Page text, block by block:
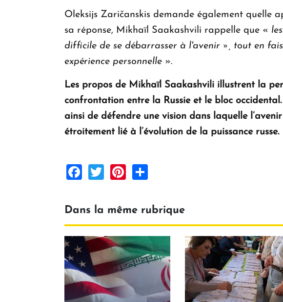
Oleksijs Zaričanskis demande également quelle
sa réponse, Mikhaïl Saakashvili rappelle que «
difficile de se débarrasser à l'avenir », tout en
expérience personnelle ».
Les propos de Mikhaïl Saakashvili illustrent la
confrontation entre la Russie et le bloc
ainsi de défendre une vision dans laquelle
étroitement lié à l’évolution de la puissance russe.
Facebook
TwitterPinterest
Dans la même rubrique